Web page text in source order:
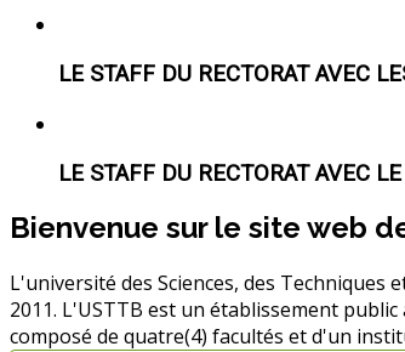
LE STAFF DU RECTORAT AVEC
LE STAFF DU RECTORAT AVEC
Bienvenue sur le site web
L'université des Sciences, des
2011. L'USTTB est un établissement
composé de quatre(4) facultés et d'un